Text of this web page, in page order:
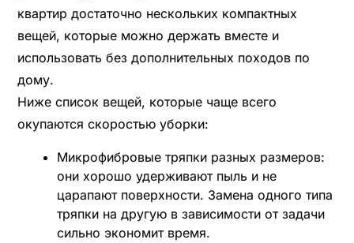
квартир достаточно нескольких компактных
вещей, которые можно держать вместе и
использовать без дополнительных походов по
дому.
Ниже список вещей, которые чаще всего
окупаются скоростью уборки:
Микрофибровые тряпки разных размеров:
они хорошо удерживают пыль и не
царапают поверхности. Замена одного типа
тряпки на другую в зависимости от задачи
сильно экономит время.